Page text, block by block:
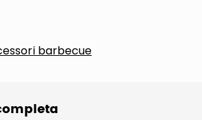
barbecue